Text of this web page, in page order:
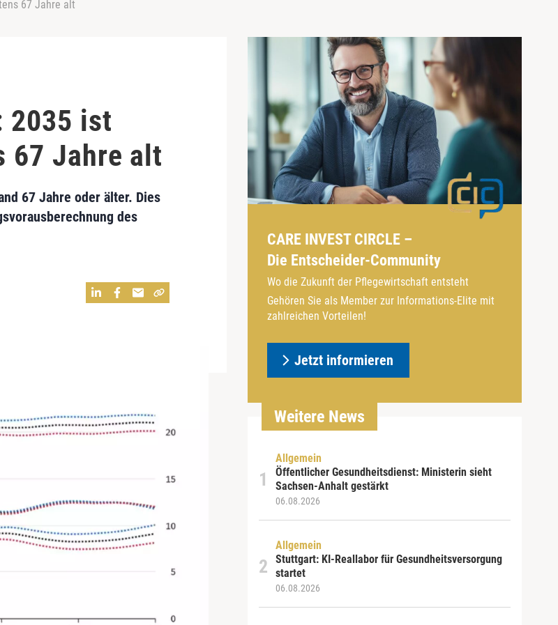
67 Jahre alt
2035 ist
67 Jahre alt
67 Jahre oder älter. Dies
des
CARE INVEST CIRCLE –
Die Entscheider-Community
Wo die Zukunft der Pflegewirtschaft entsteht
Gehören Sie als Member zur Informations-Elite mit
zahlreichen Vorteilen!
Jetzt informieren
Weitere News
Allgemein
Öffentlicher Gesundheitsdienst: Ministerin sieht
Sachsen-Anhalt gestärkt
06.08.2026
Allgemein
Stuttgart: KI-Reallabor für Gesundheitsversorgung
startet
06.08.2026